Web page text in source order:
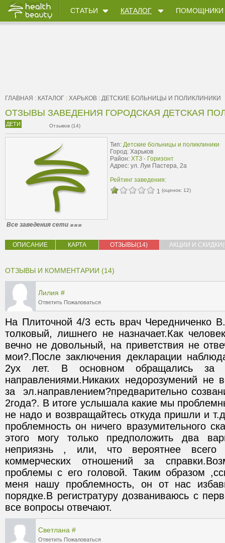
СТАТЬИ КАТАЛОГ ПОМОЩНИКИ
ГЛАВНАЯ : КАТАЛОГ : ХАРЬКОВ : ДЕТСКИЕ БОЛЬНИЦЫ И ПОЛИКЛИНИКИ
ОТЗЫВЫ ЗАВЕДЕНИЯ ГОРОДСКАЯ ДЕТСКАЯ
ДЕТИ Отзывов (14)
Тип: Детские больницы и поликлиники
Город: Харьков
Район: ХТЗ - Горизонт
Адрес: ул. Луи Пастера, 2а
Рейтинг заведения:
1 (оценок: 12)
Все заведения сети
ОПИСАНИЕ КАРТА ОТЗЫВЫ(14) АКЦИИ И
ОТЗЫВЫ И КОММЕНТАРИИ (14)
Лилия #
Ответить Пожаловаться
На Плиточной 4/3 есть врач Чередниченко
толковый, лишнего не назначает.Как
вечно не довольный, на приветствия не
мои?.После заключения декларации
2ух лет. В основном обращались за
направлениями.Никаких недорозумений не
за  эл.направлением?предварительно
2года?. В итоге услышала какие мы
не надо и возвращайтесь откуда пришли и
проблемность он ничего вразумительного
этого могу только предположить два
неприязнь , или, что вероятнее всего
коммерческих отношений за
проблемы с его головой. Таким образом
меня нашу проблемность, он от нас
порядке.В регистратуру дозваниваюсь с
все вопросы отвечают.
Светлана #
Ответить Пожаловаться